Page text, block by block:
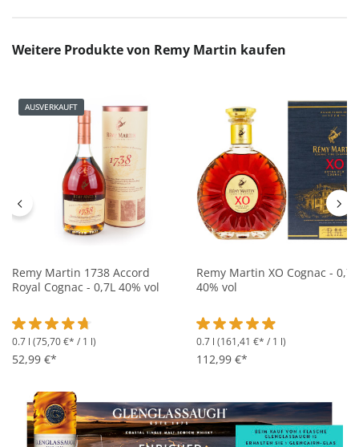
Produktgalerie überspringen
Weitere Produkte von Remy Martin kaufen
AUSVERKAUFT
Remy Martin 1738 Accord
Royal Cognac - 0,7L 40% vol
Durchschnittliche Bewertung von 4.6 von 5 Sternen
0.7 l (75,70 €* / 1 l)
52,99 €*
Remy Martin XO Cognac - 0,7L
40% vol
Durchschnittliche
0.7 l (161,41 €* / 1 l)
112,99 €*